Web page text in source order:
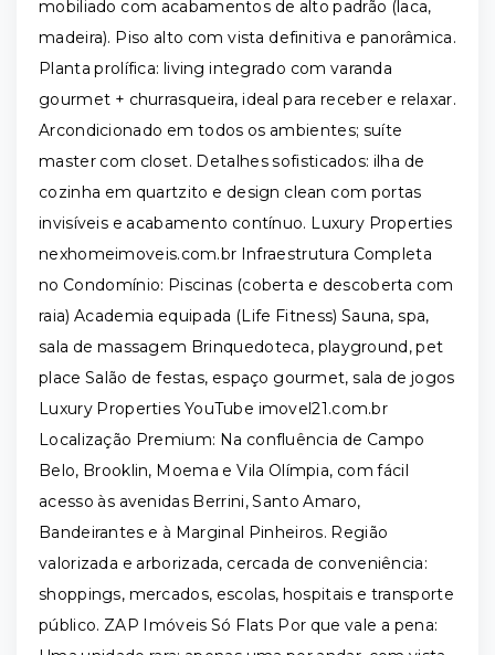
mobiliado com acabamentos de alto padrão (laca,
madeira). Piso alto com vista definitiva e panorâmica.
Planta prolífica: living integrado com varanda
gourmet + churrasqueira, ideal para receber e relaxar.
Arcondicionado em todos os ambientes; suíte
master com closet. Detalhes sofisticados: ilha de
cozinha em quartzito e design clean com portas
invisíveis e acabamento contínuo. Luxury Properties
nexhomeimoveis.com.br Infraestrutura Completa
no Condomínio: Piscinas (coberta e descoberta com
raia) Academia equipada (Life Fitness) Sauna, spa,
sala de massagem Brinquedoteca, playground, pet
place Salão de festas, espaço gourmet, sala de jogos
Luxury Properties YouTube imovel21.com.br
Localização Premium: Na confluência de Campo
Belo, Brooklin, Moema e Vila Olímpia, com fácil
acesso às avenidas Berrini, Santo Amaro,
Bandeirantes e à Marginal Pinheiros. Região
valorizada e arborizada, cercada de conveniência:
shoppings, mercados, escolas, hospitais e transporte
público. ZAP Imóveis Só Flats Por que vale a pena: